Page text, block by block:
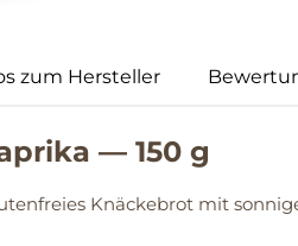
zum Hersteller
— 150 g
Knäckebrot mit